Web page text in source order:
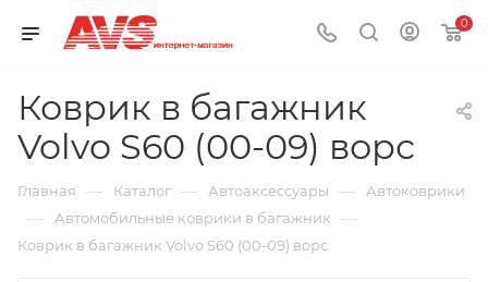
0
Коврик в багажник
Volvo S60 (00-09) ворс
Главная — Каталог — Автоаксессуары — Автоковрики
— Автомобильные коврики в багажник —
Коврик в багажник Volvo S60 (00-09) ворс